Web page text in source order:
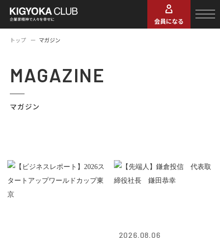
会員になる
トップ マガジン
MAGAZINE
マガジン
2026.08.06